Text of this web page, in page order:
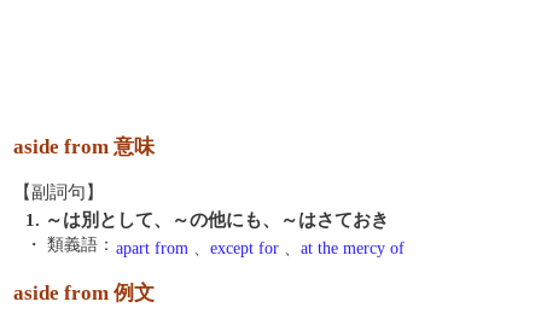
aside from 意味
【副詞句】
1. ～は別として、～の他にも、～はさておき
・ 類義語： apart from 、 except for 、 at the mercy of
aside from 例文